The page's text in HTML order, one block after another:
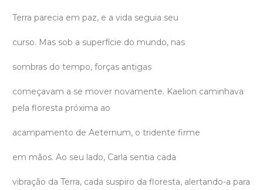
Terra parecia em paz, e a vida seguia seu
curso. Mas sob a superfície do mundo, nas
sombras do tempo, forças antigas
começavam a se mover novamente. Kaelion caminhava
pela floresta próxima ao
acampamento de Aeternum, o tridente firme
em mãos. Ao seu lado, Carla sentia cada
vibração da Terra, cada suspiro da floresta, alertando-a para